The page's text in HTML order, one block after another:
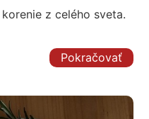
z celého sveta.
Pokračovať